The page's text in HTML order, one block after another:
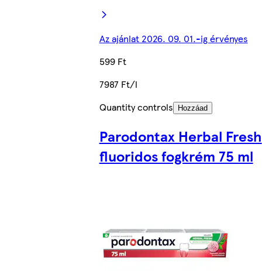
Az ajánlat 2026. 09. 01.-ig érvényes
599 Ft
7987 Ft/l
Quantity controls
Hozzáad
Parodontax Herbal Fresh
fluoridos fogkrém 75 ml